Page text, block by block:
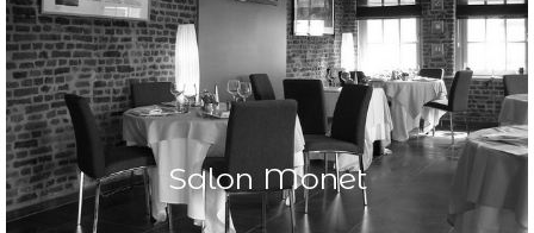
Salon Monet